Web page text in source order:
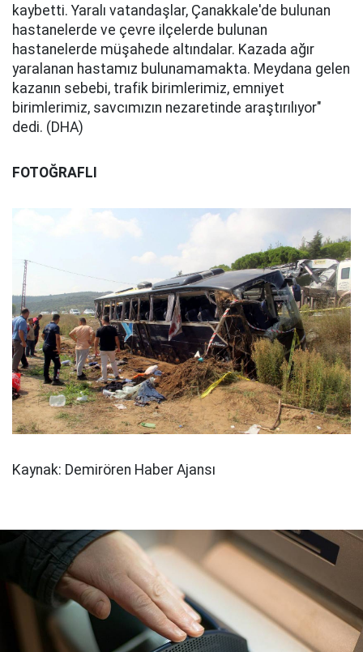
kaybetti. Yaralı vatandaşlar, Çanakkale'de bulunan
hastanelerde ve çevre ilçelerde bulunan
hastanelerde müşahede altındalar. Kazada ağır
yaralanan hastamız bulunamamakta. Meydana gelen
kazanın sebebi, trafik birimlerimiz, emniyet
birimlerimiz, savcımızın nezaretinde araştırılıyor"
dedi. (DHA)
FOTOĞRAFLI
Kaynak: Demirören Haber Ajansı